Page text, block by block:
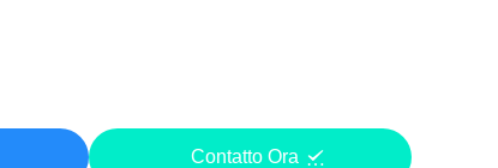
Contatto Ora